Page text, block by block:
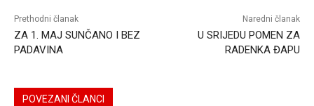
Prethodni članak
ZA 1. MAJ SUNČANO I BEZ
PADAVINA
Naredni članak
U SRIJEDU POMEN ZA
RADENKA ĐAPU
POVEZANI ČLANCI